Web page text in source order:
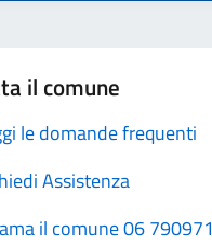
il comune
le domande frequenti
Assistenza
il comune 06 790971